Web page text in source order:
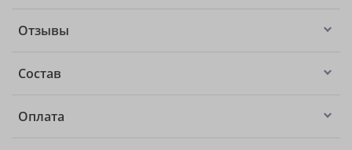
Отзывы
Состав
Оплата